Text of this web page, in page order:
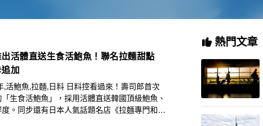
活體直送生食活鮑魚！聯名拉麵甜點
加
日料 日料控看過來！壽司郎首次
生食活鮑魚」，採用活體直送韓國頂級鮑魚、
。同步還有日本人氣話題名店《拉麵專門和
熱門文章